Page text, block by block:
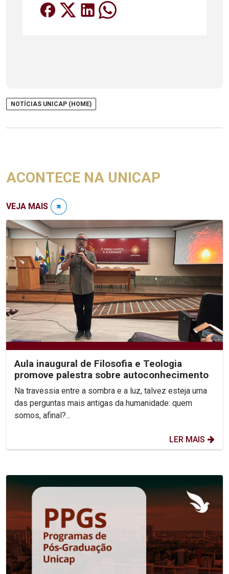
NOTÍCIAS UNICAP (HOME)
ACONTECE NA UNICAP
VEJA MAIS
Aula inaugural de Filosofia e Teologia
promove palestra sobre autoconhecimento
Na travessia entre a sombra e a luz, talvez esteja uma
das perguntas mais antigas da humanidade: quem
somos, afinal?...
LER MAIS